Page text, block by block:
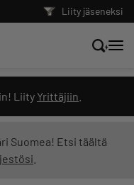
Liity jäseneksi
Liity Yrittäjiin
Suomea! Etsi täältä